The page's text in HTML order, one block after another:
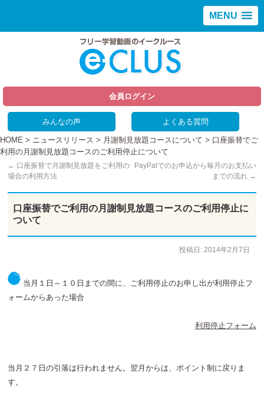
MENU
会員ログイン
みんなの声 よくある質問
HOME > ニュースリリース > 月謝制見放題コースについて > 口座振替でご
利用の月謝制見放題コースのご利用停止について
← 口座振替で月謝制見放題をご利用の
場合の利用方法
PayPalでのお申込から毎月のお支払い
までの流れ →
口座振替でご利用の月謝制見放題コースのご利用停止に
ついて
投稿日: 2014年2月7日
当月１日～１０日までの間に、ご利用停止のお申し出が利用停止フ
ォームからあった場合
利用停止フォーム
当月２７日の引落は行われません。翌月からは、ポイント制に戻りま
す。